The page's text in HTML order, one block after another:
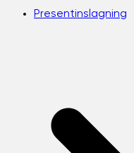
Presentinslagning